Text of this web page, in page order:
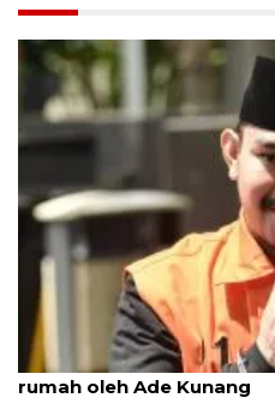
KPK periksa legal Lippo
rumah oleh Ade Kunang